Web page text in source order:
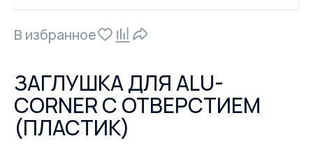
В избранное
ЗАГЛУШКА ДЛЯ ALU-
CORNER С ОТВЕРСТИЕМ
(ПЛАСТИК)